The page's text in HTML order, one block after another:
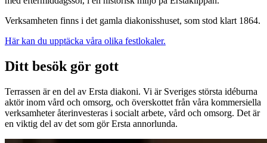
Verksamheten finns i det gamla diakonisshuset, som stod klart 1864.
Här kan du upptäcka våra olika festlokaler.
Ditt besök gör gott
Terrassen är en del av Ersta diakoni. Vi är Sveriges största idéburna
aktör inom vård och omsorg, och överskottet från våra kommersiella
verksamheter återinvesteras i socialt arbete, vård och omsorg. Det är
en viktig del av det som gör Ersta annorlunda.